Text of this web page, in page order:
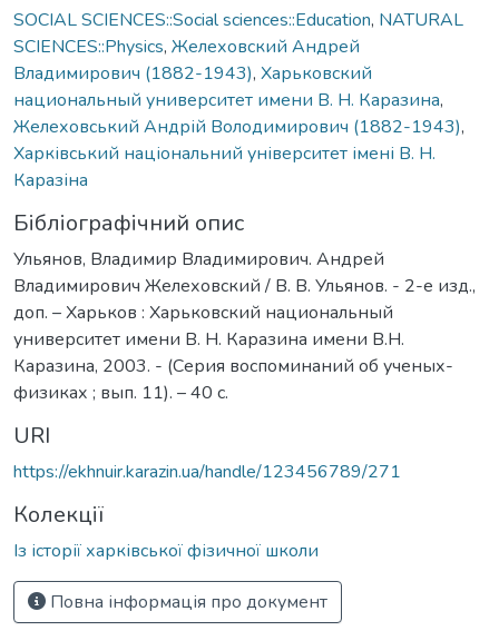
SOCIAL SCIENCES::Social sciences::Education, NATURAL
SCIENCES::Physics, Желеховский Андрей
Владимирович (1882-1943), Харьковский
национальный университет имени В. Н. Каразина,
Желеховський Андрій Володимирович (1882-1943),
Харківський національний університет імені В. Н.
Каразіна
Бібліографічний опис
Ульянов, Владимир Владимирович. Андрей
Владимирович Желеховский / В. В. Ульянов. - 2-е изд.,
доп. – Харьков : Харьковский национальный
университет имени В. Н. Каразина имени В.Н.
Каразина, 2003. - (Серия воспоминаний об ученых-
физиках ; вып. 11). – 40 с.
URI
https://ekhnuir.karazin.ua/handle/123456789/271
Колекції
Із історії харківської фізичної школи
Повна інформація про документ